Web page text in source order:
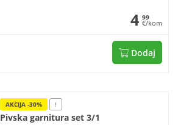
4 99
€/kom
Dodaj
AKCIJA -30% !
Pivska garnitura set 3/1